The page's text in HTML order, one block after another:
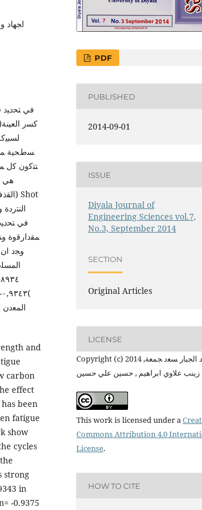
اﺠﻬﺎد
ﺴطﺤﯿﺔ
ﻤﻘدارﻗوة
وﺠد
and
carbon
effect
been
fatigue
show
cycles
strong
in
-0.9375
PDF
PUBLISHED
2014-09-01
ISSUE
Diyala Journal of
Engineering Sciences vol.7,
No.3, September 2014
SECTION
Original Articles
LICENSE
Copyright (c) 2014 ﻋﺒد اﻟﺠﺒﺎر ﺴﻌد ﺠﻤﻌﺔ,
زينب علاوي ابراهيم , حسين علي حسين
This work is licensed under a
Commons Attribution 4.0
License.
HOW TO CITE